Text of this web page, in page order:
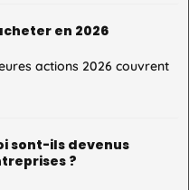
en 2026
actions 2026 couvrent
sont-ils devenus
?